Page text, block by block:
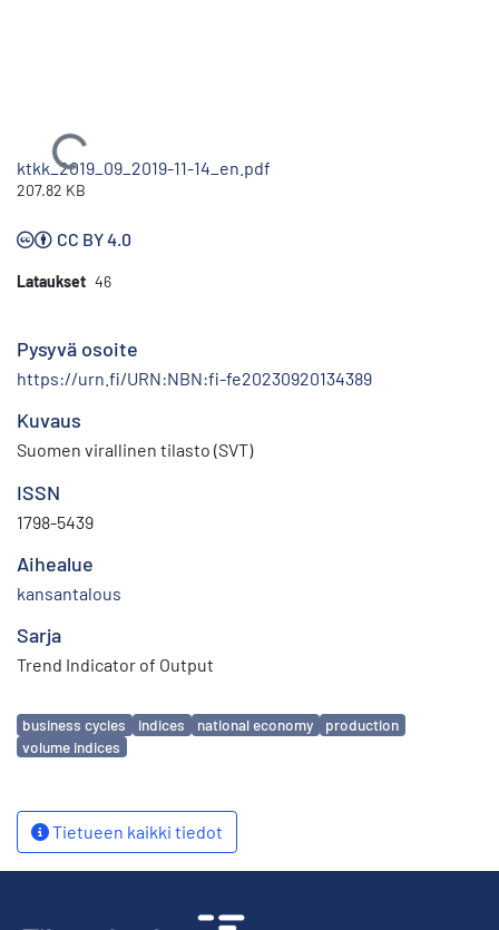
Ladataan...
ktkk_2019_09_2019-11-14_en.pdf
207.82 KB
CC BY 4.0
Lataukset 46
Pysyvä osoite
https://urn.fi/URN:NBN:fi-fe20230920134389
Kuvaus
Suomen virallinen tilasto (SVT)
ISSN
1798-5439
Aihealue
kansantalous
Sarja
Trend Indicator of Output
Avainsanat
business cycles indices national economy
production
volume indices
Tietueen kaikki tiedot